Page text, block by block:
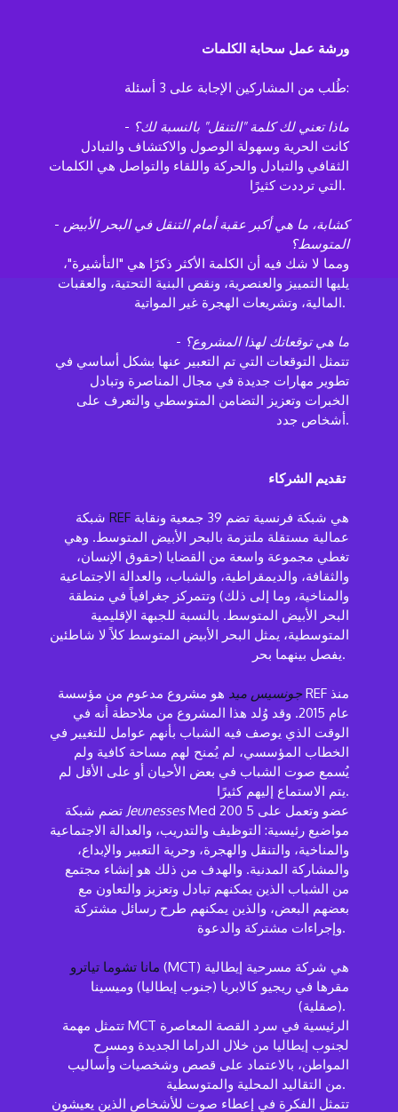
ورشة عمل سحابة الكلمات
طُلب من المشاركين الإجابة على 3 أسئلة:
- ماذا تعني لك كلمة "التنقل" بالنسبة لك؟
كانت الحرية وسهولة الوصول والاكتشاف والتبادل
الثقافي والتبادل والحركة واللقاء والتواصل هي الكلمات
التي ترددت كثيرًا.
- كشابة، ما هي أكبر عقبة أمام التنقل في البحر الأبيض
المتوسط؟
ومما لا شك فيه أن الكلمة الأكثر ذكرًا هي "التأشيرة"،
يليها التمييز والعنصرية، ونقص البنية التحتية، والعقبات
المالية، وتشريعات الهجرة غير المواتية.
- ما هي توقعاتك لهذا المشروع؟
تتمثل التوقعات التي تم التعبير عنها بشكل أساسي في
تطوير مهارات جديدة في مجال المناصرة وتبادل
الخبرات وتعزيز التضامن المتوسطي والتعرف على
أشخاص جدد.
تقديم الشركاء
REF
عمالية مستقلة ملتزمة بالبحر الأبيض المتوسط. وهي
تغطي مجموعة واسعة من القضايا (حقوق الإنسان،
والثقافة، والديمقراطية، والشباب، والعدالة الاجتماعية
والمناخية، وما إلى ذلك) وتتمركز جغرافياً في منطقة
البحر الأبيض المتوسط. بالنسبة للجبهة الإقليمية
المتوسطية، يمثل البحر الأبيض المتوسط كلاً لا شاطئين
يفصل بينهما بحر.
جونسيس ميد هو مشروع مدعوم من مؤسسة REF منذ
عام 2015. وقد وُلد هذا المشروع من ملاحظة أنه في
الوقت الذي يوصف فيه الشباب بأنهم عوامل للتغيير في
الخطاب المؤسسي، لم يُمنح لهم مساحة كافية ولم
يُسمع صوت الشباب في بعض الأحيان أو على الأقل لم
يتم الاستماع إليهم كثيرًا.
تضم شبكة JeunessesMed 200 عضو وتعمل على 5
مواضيع رئيسية: التوظيف والتدريب، والعدالة الاجتماعية
والمناخية، والتنقل والهجرة، وحرية التعبير والإبداع،
والمشاركة المدنية. والهدف من ذلك هو إنشاء مجتمع
من الشباب الذين يمكنهم تبادل وتعزيز والتعاون مع
بعضهم البعض، والذين يمكنهم طرح رسائل مشتركة
وإجراءات مشتركة والدعوة.
مانا تشوما تياترو (MCT) هي شركة مسرحية إيطالية
مقرها في ريجيو كالابريا (جنوب إيطاليا) وميسينا
(صقلية).
لجنوب إيطاليا من خلال الدراما الجديدة ومسرح
المواطن، بالاعتماد على قصص وشخصيات وأساليب
من التقاليد المحلية والمتوسطية.
تتمثل الفكرة في إعطاء صوت للأشخاص الذين يعيشون